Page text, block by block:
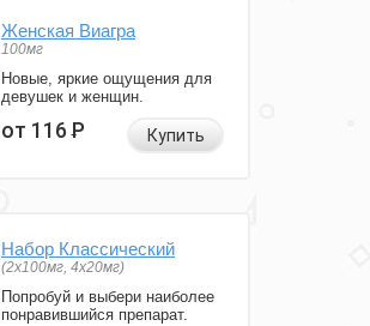
Женская Виагра
100мг
Новые, яркие ощущения для
девушек и женщин.
от 116Р Купить
Набор Классический
(2x100мг, 4x20мг)
Попробуй и выбери наиболее
понравившийся препарат.